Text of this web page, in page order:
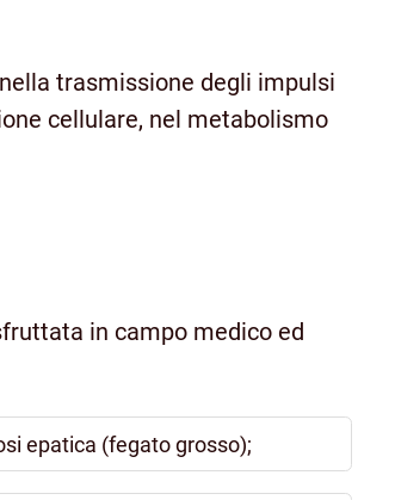
trasmissione degli impulsi
cellulare, nel metabolismo
in campo medico ed
epatica (fegato grosso);